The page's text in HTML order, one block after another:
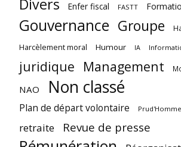
Divers Enfer fiscal FASTT
Gouvernance Groupe
Harcèlement moral Humour IA
juridique Management
NAO Non classé
Plan de départ volontaire
retraite Revue de presse